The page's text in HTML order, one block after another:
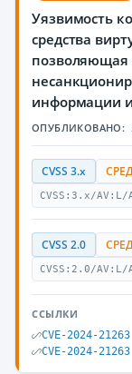
Уязвимость
средства
позволяющая
информации
ОПУБЛИКОВАНО:
CVSS 3.x
CVSS:3.x/
CVSS 2.0
CVSS:2.0/
ССЫЛКИ
CVE-2024-21263
CVE-2024-21263